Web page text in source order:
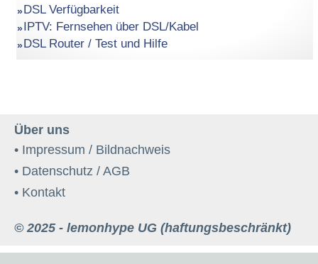
DSL Verfügbarkeit
IPTV: Fernsehen über DSL/Kabel
DSL Router / Test und Hilfe
Über uns
• Impressum / Bildnachweis
• Datenschutz / AGB
• Kontakt
© 2025 - lemonhype UG (haftungsbeschränkt)